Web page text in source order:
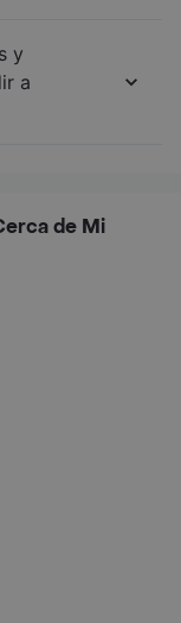
y
a
de Mi